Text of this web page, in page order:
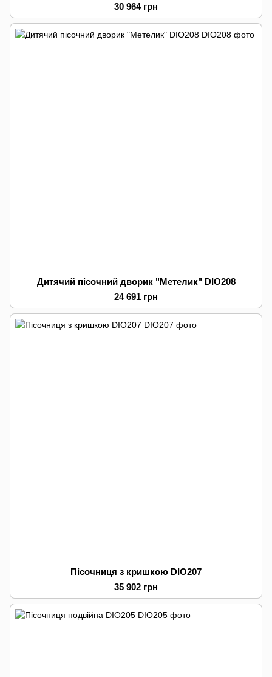
30 964 грн
Дитячий пісочний дворик "Метелик" DIO208
24 691 грн
Пісочниця з кришкою DIO207
35 902 грн